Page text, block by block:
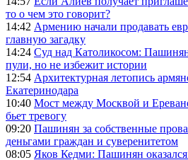
то о чем это говорит?
14:42 Армению начали продавать
главную загадку
14:24 Суд над Католикосом:
пули, но не избежит истории
12:54 Архитектурная летопись
Екатеринодара
10:40 Мост между Москвой и
бьет тревогу
09:20 Пашинян за собственные
деньгами граждан и суверенитетом
08:05 Яков Кедми: Пашинян